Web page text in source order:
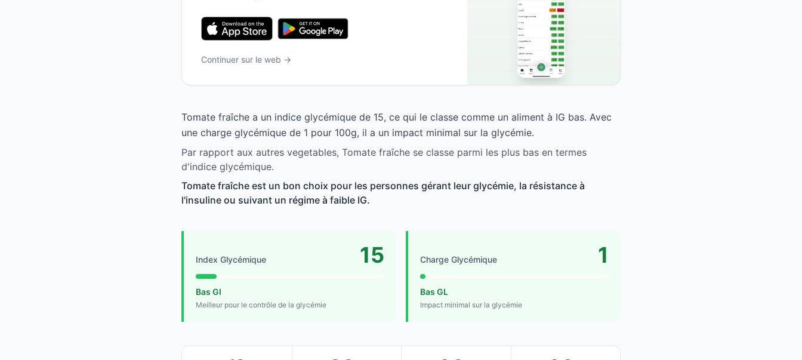
Continuer sur le web →
Tomate fraîche a un indice glycémique de 15, ce qui le classe comme un aliment à IG bas. Avec
une charge glycémique de 1 pour 100g, il a un impact minimal sur la glycémie.
Par rapport aux autres vegetables, Tomate fraîche se classe parmi les plus bas en termes
d'indice glycémique.
Tomate fraîche est un bon choix pour les personnes gérant leur glycémie, la résistance à
l'insuline ou suivant un régime à faible IG.
Index Glycémique 15
Bas GI
Meilleur pour le contrôle de la glycémie
Charge Glycémique 1
Bas GL
Impact minimal sur la glycémie